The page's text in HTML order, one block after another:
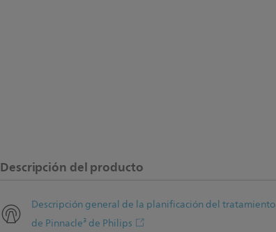
Descripción del producto
Descripción general de la planificación del tratamiento
de Pinnacle³ de Philips